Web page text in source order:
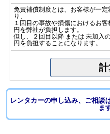
免責補償制度とは、お客様が一
り、
１回目の事故や損傷におけるお
円を弊社が負担します。
但し、２回目以降 または 未加入
円を負担することになります。
レンタカーの申し込み、ご相談
ま